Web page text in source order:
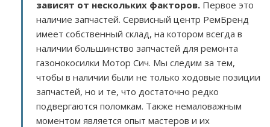
зависят от нескольких факторов. Первое это
наличие запчастей. Сервисный центр РемБренд
имеет собственный склад, на котором всегда в
наличии большинство запчастей для ремонта
газонокосилки Мотор Сич. Мы следим за тем,
чтобы в наличии были не только ходовые позиции
запчастей, но и те, что достаточно редко
подвергаются поломкам. Также немаловажным
моментом является опыт мастеров и их